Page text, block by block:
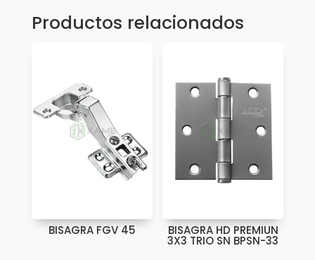
Productos relacionados
BISAGRA FGV 45 BISAGRA HD PREMIUN
3X3 TRIO SN BPSN-33